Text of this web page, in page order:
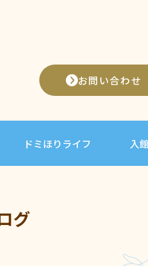
お問い合わせ
ドミほりライフ 入
グ